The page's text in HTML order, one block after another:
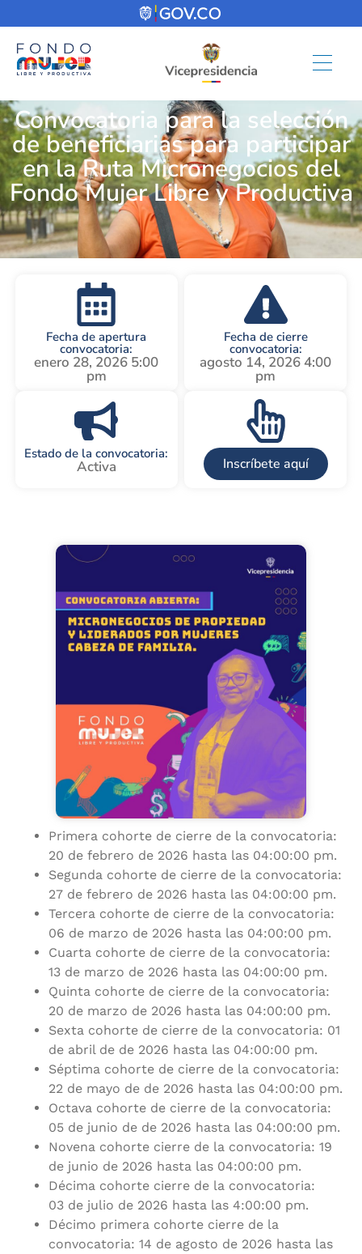
Convocatoria para la selección
de beneficiarias para participar
en la Ruta Micronegocios del
Fondo Mujer Libre y Productiva
Fecha de apertura
convocatoria:
enero 28, 2026 5:00
pm
Fecha de cierre
convocatoria:
agosto 14, 2026 4:00
pm
Estado de la convocatoria:
Activa Inscríbete aquí
Primera cohorte de cierre de la convocatoria:
20 de febrero de 2026 hasta las 04:00:00 pm.
Segunda cohorte de cierre de la convocatoria:
27 de febrero de 2026 hasta las 04:00:00 pm.
Tercera cohorte de cierre de la convocatoria:
06 de marzo de 2026 hasta las 04:00:00 pm.
Cuarta cohorte de cierre de la convocatoria:
13 de marzo de 2026 hasta las 04:00:00 pm.
Quinta cohorte de cierre de la convocatoria:
20 de marzo de 2026 hasta las 04:00:00 pm.
Sexta cohorte de cierre de la convocatoria: 01
de abril de de 2026 hasta las 04:00:00 pm.
Séptima cohorte de cierre de la convocatoria:
22 de mayo de de 2026 hasta las 04:00:00 pm.
Octava cohorte de cierre de la convocatoria:
05 de junio de de 2026 hasta las 04:00:00 pm.
Novena cohorte cierre de la convocatoria: 19
de junio de 2026 hasta las 04:00:00 pm.
Décima cohorte cierre de la convocatoria:
03 de julio de 2026 hasta las 4:00:00 pm.
Décimo primera cohorte cierre de la
convocatoria: 14 de agosto de 2026 hasta las